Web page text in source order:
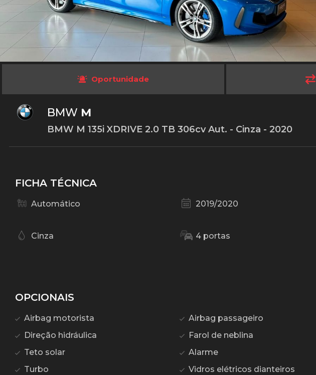
Oportunidade
BMW M
BMW M 135i XDRIVE 2.0 TB 306cv Aut. - Cinza - 2020
FICHA TÉCNICA
Automático 2019/2020
Cinza 4 portas
OPCIONAIS
Airbag motorista Airbag passageiro
Direção hidráulica
Farol de neblina
Teto solar
Alarme
Turbo
Vidros elétricos dianteiros